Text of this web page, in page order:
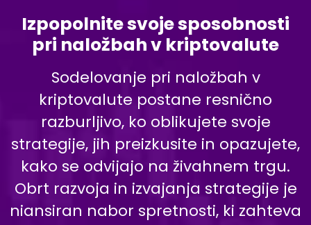
Izpopolnite svoje sposobnosti
pri naložbah v kriptovalute
Sodelovanje pri naložbah v
kriptovalute postane resnično
razburljivo, ko oblikujete svoje
strategije, jih preizkusite in opazujete,
kako se odvijajo na živahnem trgu.
Obrt razvoja in izvajanja strategije je
niansiran nabor spretnosti, ki zahteva